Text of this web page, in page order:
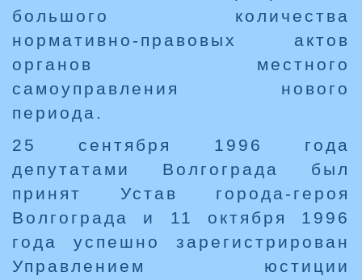
большого количества
нормативно-правовых актов
органов местного
самоуправления нового
периода.
25 сентября 1996 года
депутатами Волгограда был
принят Устав города-героя
Волгограда и 11 октября 1996
года успешно зарегистрирован
Управлением юстиции